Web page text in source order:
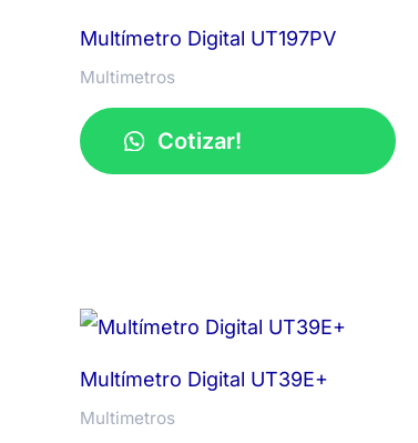
Multímetro Digital UT197PV
Multimetros
Cotizar!
Multímetro Digital UT39E+
Multimetros